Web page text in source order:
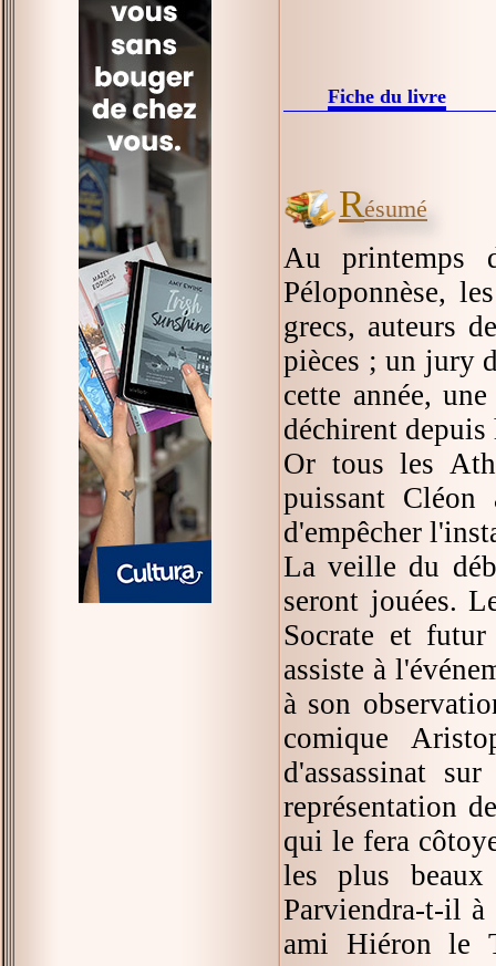
Fiche du livre
Résumé
Au printemps
Péloponnèse,
grecs, auteurs
pièces ; un jury
cette année,
déchirent
Or tous les
puissant
d'empêcher
La veille du
seront jouées.
Socrate et
assiste à
à son
comique
d'assassinat
représentation
qui le fera
les plus
Parviendra-t-il à
ami Hiéron le